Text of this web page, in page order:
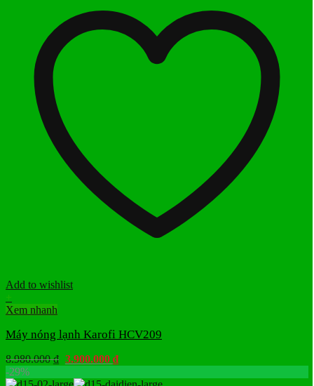
Add to wishlist
+
Xem nhanh
Máy nóng lạnh Karofi HCV209
8.980.000₫ Giá
3.900.000 ₫Giá
-29%